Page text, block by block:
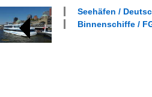
Seehäfen /
Binnenschiffe /